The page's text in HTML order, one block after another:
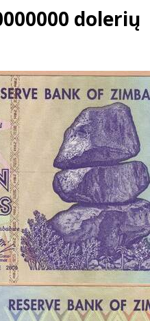
dolerių